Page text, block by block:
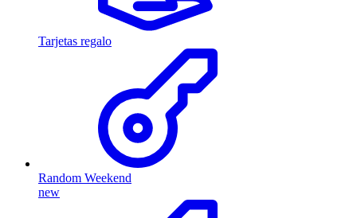
Tarjetas regalo
Random Weekend
new